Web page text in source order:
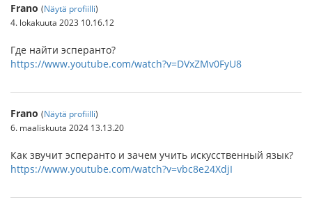
Frano (Näytä profiilli)
4. lokakuuta 2023 10.16.12
Где найти эсперанто?
https://www.youtube.com/watch?v=DVxZMv0FyU8
Frano (Näytä profiilli)
6. maaliskuuta 2024 13.13.20
Как звучит эсперанто и зачем учить искусственный язык?
https://www.youtube.com/watch?v=vbc8e24XdjI